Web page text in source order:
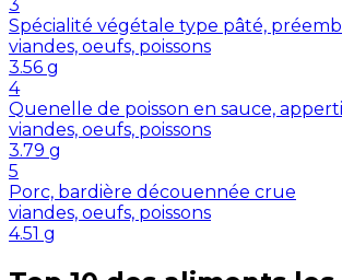
3
Spécialité végétale type pâté,
viandes, oeufs, poissons
3.56 g
4
Quenelle de poisson en sauce,
viandes, oeufs, poissons
3.79 g
5
Porc, bardière découennée crue
viandes, oeufs, poissons
4.51 g